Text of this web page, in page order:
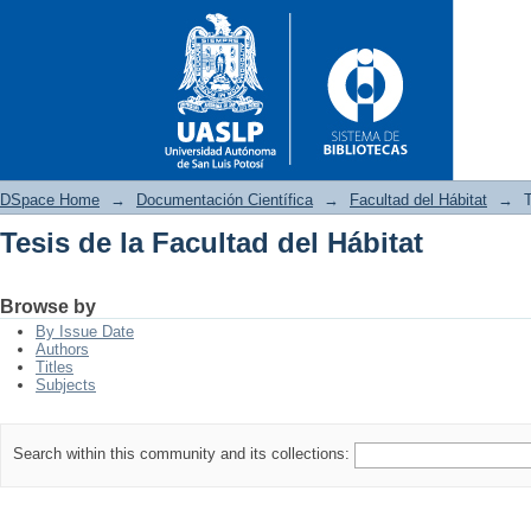
DSpace Home → Documentación Científica → Facultad del Hábitat →
Tesis de la Facultad del Hábitat
Browse by
By Issue Date
Authors
Titles
Subjects
Search within this community and its collections: